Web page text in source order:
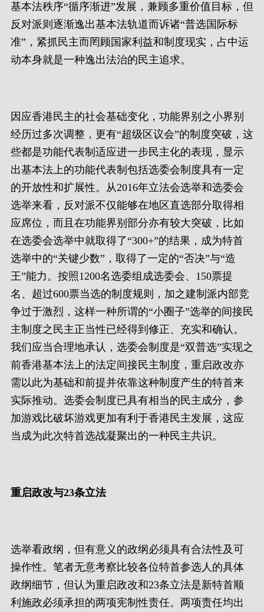
基本法秩序“循序渐进”发展，兼顾多重价值目标，但
反对派则逐渐逸出基本法轨道而诉诸“普选国际标
准”，紧抓民主而罔顾国家利益和制度现实，占中运
动本身就是一种逸出法治的民主追求。
因应香港民主的社会基础变化，功能界别之小界别
经历过多次调整，更有“超级区议会”的制度突破，这
些都是功能代表制适应进一步民主化的表现，显示
出基本法上的功能代表制包括选委会制度具有一定
的开放性和扩展性。从2016年立法会选举和选委会
选举来看，反对派不仅能够在地区直选部分取得相
应席位，而且在功能界别部分亦有较大突破，比如
在选委会选举中就取得了“300+”的结果，成为特首
选举中的“关键少数”，取得了一定的“否决”与“造
王”能力。按照1200名选委组成选委会、150票提
名、超过600票当选的制度规则，加之建制派内部竞
争过于激烈，这样一种所谓的“小圈子”选举的间接民
主制度之民主正当性已经得到修正、充实和确认。
我们应当合理地承认，选委会制度是“双普选”实现之
前香港基本法上的法定间接民主制度，重启政改亦
需以此为基础和前提并依靠这种制度产生的特首来
实际推动。选委会制度已具有相当的民主成分，参
加游戏比破坏游戏更加有利于香港民主发展，这应
当成为此次特首选战凝聚出的一种民主共识。
重启政改与23条立法
选举看政纲，但有意义的政纲必须具有合法性及可
操作性。笔者无意考察比较各位特首参选人的具体
政纲细节，但认为重启政改和23条立法是新特首顺
利施政必须承担的两项宪制性责任。两项责任均出